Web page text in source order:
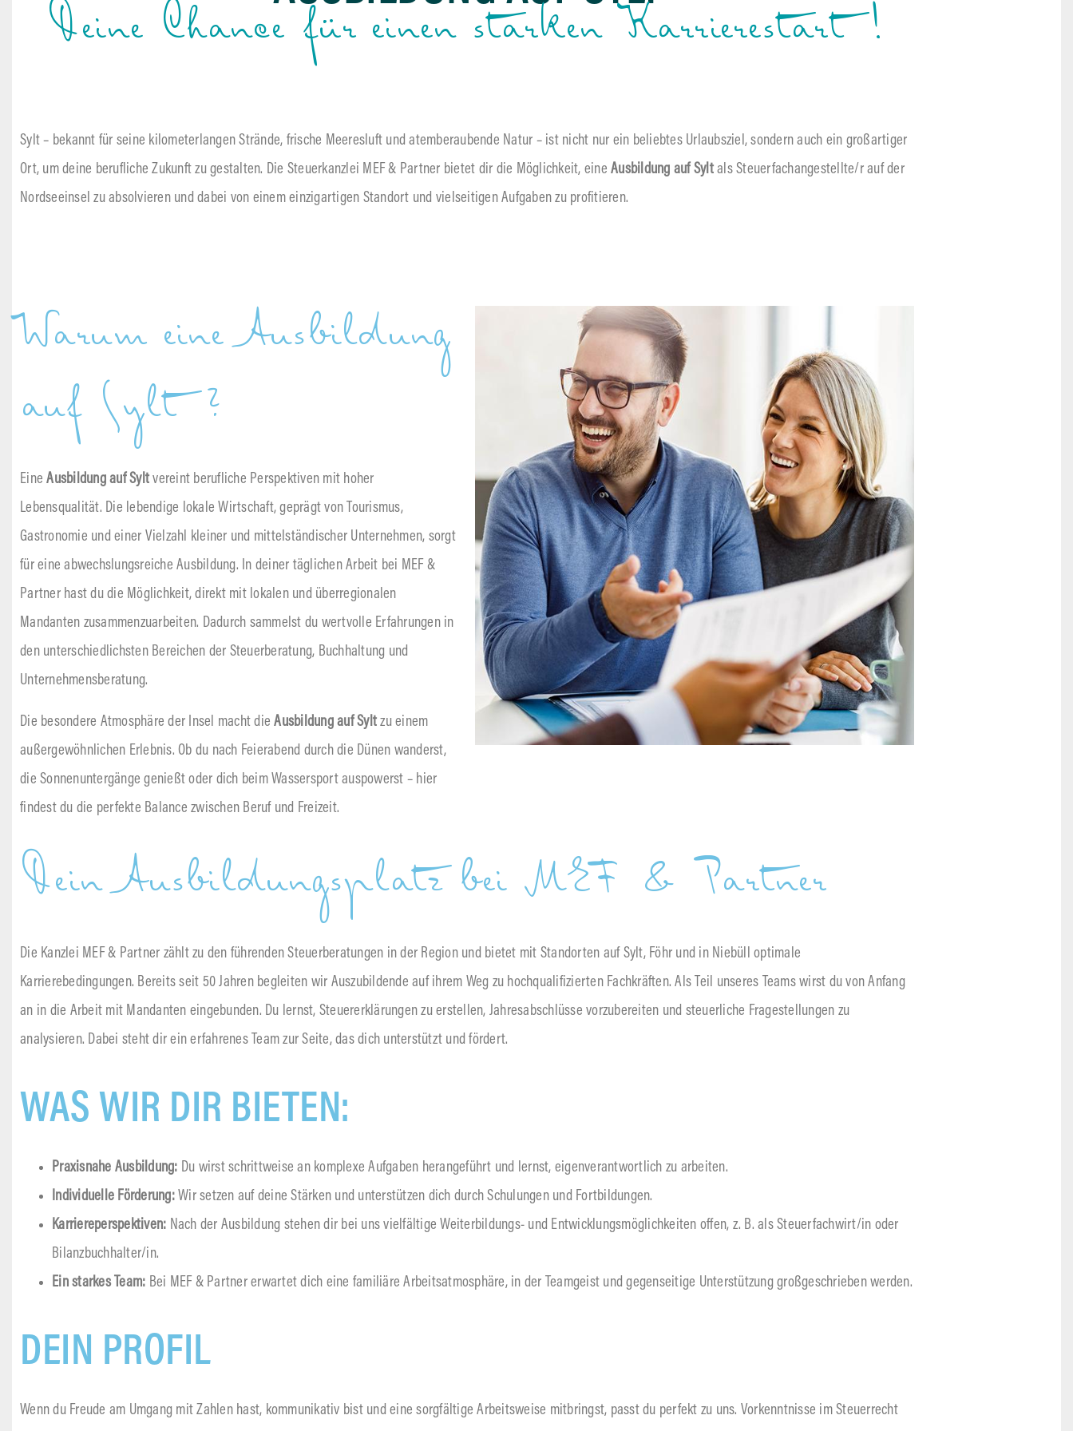
Deine Chance für einen starken Karrierestart!
Sylt – bekannt für seine kilometerlangen Strände, frische Meeresluft und atemberaubende Natur – ist nicht nur ein beliebtes Urlaubsziel, sondern auch ein großartiger
Ort, um deine berufliche Zukunft zu gestalten. Die Steuerkanzlei MEF & Partner bietet dir die Möglichkeit, eine Ausbildung auf Syltals Steuerfachangestellte/r auf der
Nordseeinsel zu absolvieren und dabei von einem einzigartigen Standort und vielseitigen Aufgaben zu profitieren.
Warum eine Ausbildung
auf Sylt?
EineAusbildung auf Sylt vereint berufliche Perspektiven mit hoher
Lebensqualität. Die lebendige lokale Wirtschaft, geprägt von Tourismus,
Gastronomie und einer Vielzahl kleiner und mittelständischer Unternehmen, sorgt
für eine abwechslungsreiche Ausbildung. In deiner täglichen Arbeit bei MEF &
Partner hast du die Möglichkeit, direkt mit lokalen und überregionalen
Mandanten zusammenzuarbeiten. Dadurch sammelst du wertvolle Erfahrungen in
den unterschiedlichsten Bereichen der Steuerberatung, Buchhaltung und
Unternehmensberatung.
Die besondere Atmosphäre der Insel macht dieAusbildung auf Sylt zu einem
außergewöhnlichen Erlebnis. Ob du nach Feierabend durch die Dünen wanderst,
die Sonnenuntergänge genießt oder dich beim Wassersport auspowerst – hier
findest du die perfekte Balance zwischen Beruf und Freizeit.
Dein Ausbildungsplatz bei MEF & Partner
Die Kanzlei MEF & Partner zählt zu den führenden Steuerberatungen in der Region und bietet mit Standorten auf Sylt, Föhr und in Niebüll optimale
Karrierebedingungen. Bereits seit 50 Jahren begleiten wir Auszubildende auf ihrem Weg zu hochqualifizierten Fachkräften. Als Teil unseres Teams wirst du von Anfang
an in die Arbeit mit Mandanten eingebunden. Du lernst, Steuererklärungen zu erstellen, Jahresabschlüsse vorzubereiten und steuerliche Fragestellungen zu
analysieren. Dabei steht dir ein erfahrenes Team zur Seite, das dich unterstützt und fördert.
WAS WIR DIR BIETEN:
Praxisnahe Ausbildung: Du wirst schrittweise an komplexe Aufgaben herangeführt und lernst, eigenverantwortlich zu arbeiten.
Individuelle Förderung:Wir setzen auf deine Stärken und unterstützen dich durch Schulungen und Fortbildungen.
Karriereperspektiven: Nach der Ausbildung stehen dir bei uns vielfältige Weiterbildungs- und Entwicklungsmöglichkeiten offen, z. B. als Steuerfachwirt/in oder
Bilanzbuchhalter/in.
Ein starkes Team: Bei MEF & Partner erwartet dich eine familiäre Arbeitsatmosphäre, in der Teamgeist und gegenseitige Unterstützung großgeschrieben werden.
DEIN PROFIL
Wenn du Freude am Umgang mit Zahlen hast, kommunikativ bist und eine sorgfältige Arbeitsweise mitbringst, passt du perfekt zu uns. Vorkenntnisse im Steuerrecht